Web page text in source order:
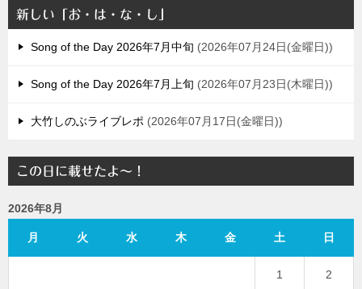
新しい「お・は・な・し」
Song of the Day 2026年7月中旬 2026年07月24日(金曜日)
Song of the Day 2026年7月上旬 2026年07月23日(木曜日)
大竹しのぶライブレポ 2026年07月17日(金曜日)
この日に載せたよ～！
2026年8月
月 火 水 木 金 土 日
1 2